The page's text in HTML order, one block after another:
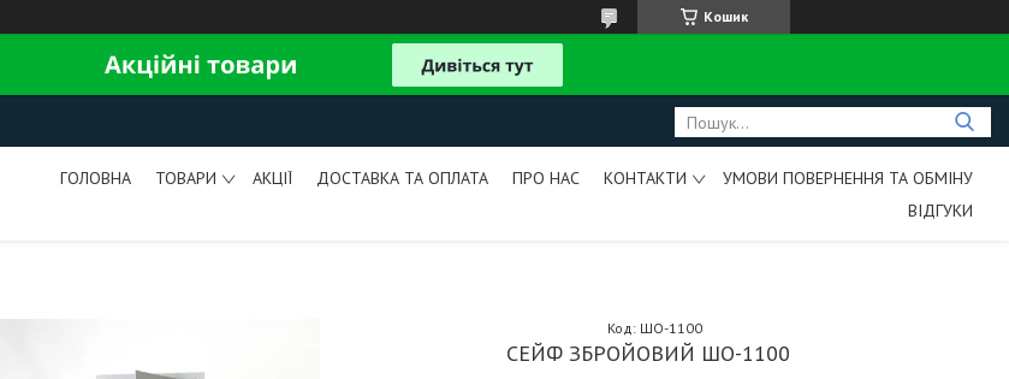
Кошик
ГОЛОВНА ТОВАРИ АКЦІЇ ДОСТАВКА ТА ОПЛАТА ПРО НАС КОНТАКТИ
УМОВИ ПОВЕРНЕННЯ ТА ОБМІНУ
ВІДГУКИ
СЕЙФ ЗБРОЙОВИЙ ШО-1100
Код: ШО-1100